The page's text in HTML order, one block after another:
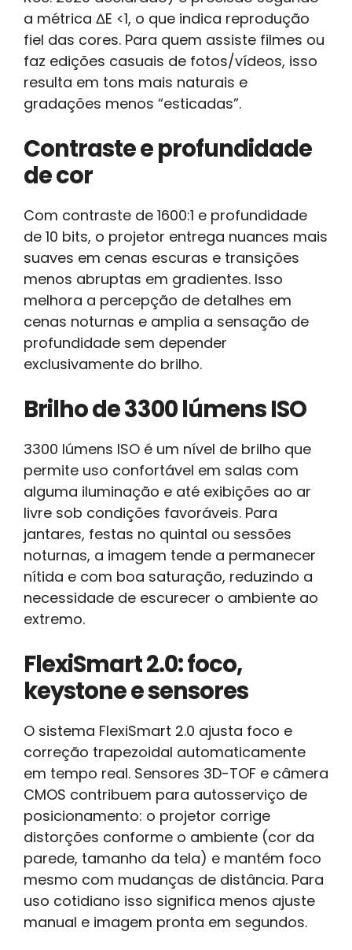
a métrica ΔE <1, o que indica reprodução
fiel das cores. Para quem assiste filmes ou
faz edições casuais de fotos/vídeos, isso
resulta em tons mais naturais e
gradações menos “esticadas”.
Contraste e profundidade
de cor
Com contraste de 1600:1 e profundidade
de 10 bits, o projetor entrega nuances mais
suaves em cenas escuras e transições
menos abruptas em gradientes. Isso
melhora a percepção de detalhes em
cenas noturnas e amplia a sensação de
profundidade sem depender
exclusivamente do brilho.
Brilho de 3300 lúmens ISO
3300 lúmens ISO é um nível de brilho que
permite uso confortável em salas com
alguma iluminação e até exibições ao ar
livre sob condições favoráveis. Para
jantares, festas no quintal ou sessões
noturnas, a imagem tende a permanecer
nítida e com boa saturação, reduzindo a
necessidade de escurecer o ambiente ao
extremo.
FlexiSmart 2.0: foco,
keystone e sensores
O sistema FlexiSmart 2.0 ajusta foco e
correção trapezoidal automaticamente
em tempo real. Sensores 3D-TOF e câmera
CMOS contribuem para autosserviço de
posicionamento: o projetor corrige
distorções conforme o ambiente (cor da
parede, tamanho da tela) e mantém foco
mesmo com mudanças de distância. Para
uso cotidiano isso significa menos ajuste
manual e imagem pronta em segundos.